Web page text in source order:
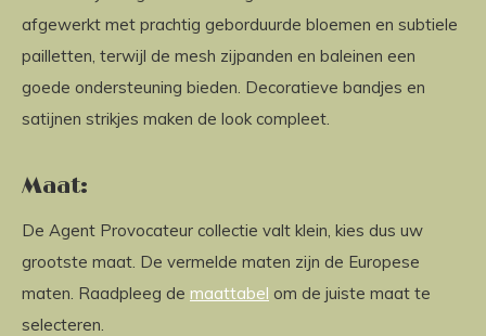
afgewerkt met prachtig geborduurde bloemen en subtiele
pailletten, terwijl de mesh zijpanden en baleinen een
goede ondersteuning bieden. Decoratieve bandjes en
satijnen strikjes maken de look compleet.
Maat:
De Agent Provocateur collectie valt klein, kies dus uw
grootste maat. De vermelde maten zijn de Europese
maten. Raadpleeg de maattabel om de juiste maat te
selecteren.